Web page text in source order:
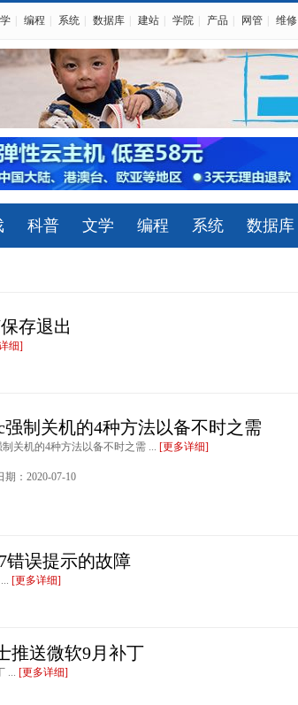
编程 系统 数据库 建站 学院 产品 网管 维修
科普 文学 编程 系统 数据库
存退出
细]
强制关机的4种方法以备不时之需
制关机的4种方法以备不时之需 ... [更多详细]
期：2020-07-10
错误提示的故障
[更多详细]
推送微软9月补丁
... [更多详细]